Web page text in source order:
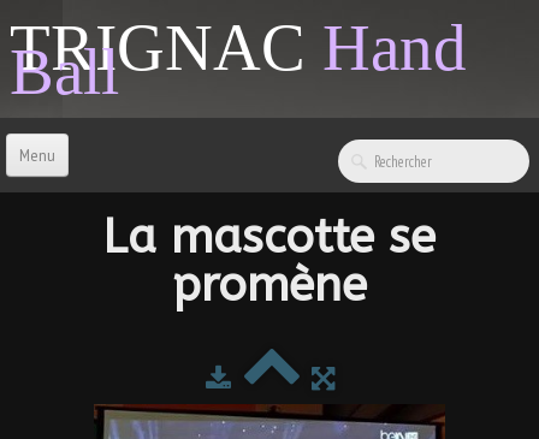
TRIGNAC Hand
Ball
Menu
LIENS & INFOS
La mascotte se
promène